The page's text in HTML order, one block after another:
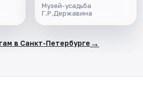
Музей-усадьба
Г.Р.Державина
в Санкт-Петербурге →